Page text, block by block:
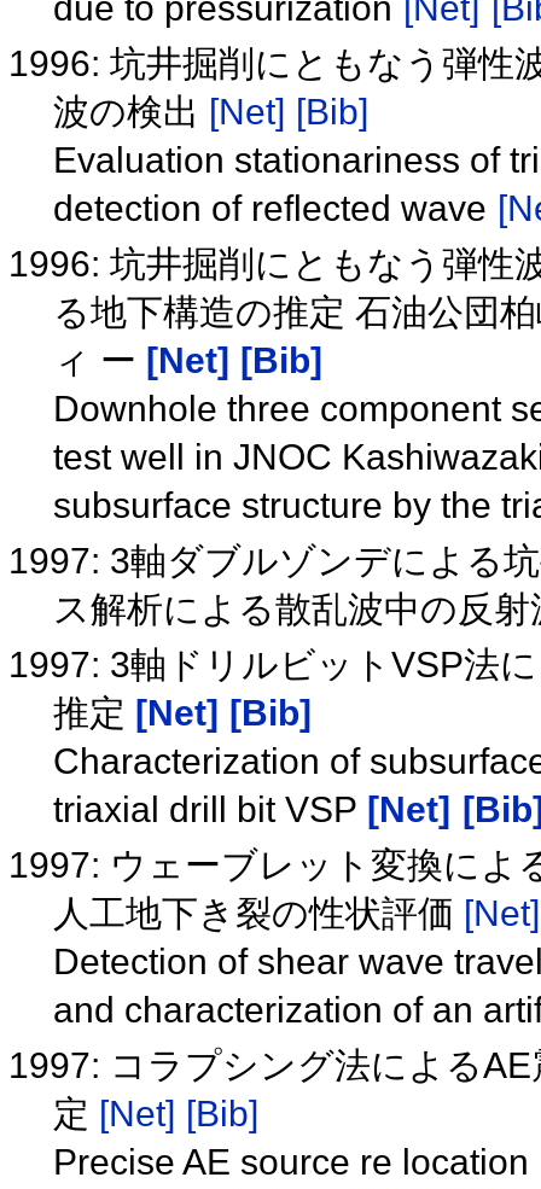
1996: 坑井掘削にともなう弾性
波の検出 [Net] [Bib]
Evaluation stationariness of
detection of reflected wave
1996: 坑井掘削にともなう弾性
る地下構造の推定 石油公団
ィ ー [Net] [Bib]
Downhole three component
test well in JNOC
subsurface structure by the
1997: 3軸ダブルゾンデによる
ス解析による散乱波中の反
1997: 3軸ドリルビットVSP法
推定 [Net] [Bib]
Characterization of
triaxial drill bit VSP [Net]
1997: ウェーブレット変換によ
人工地下き裂の性状評価 [Net]
Detection of shear wave
and characterization of an
1997: コラプシング法による
定 [Net] [Bib]
Precise AE source re